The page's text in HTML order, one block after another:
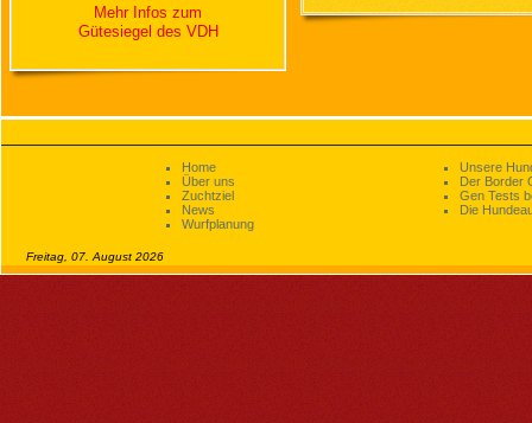
Mehr Infos zum
Gütesiegel des VDH
Home
Über uns
Zuchtziel
News
Wurfplanung
Unsere
Der Border
Gen Tests
Die
Freitag, 07. August 2026